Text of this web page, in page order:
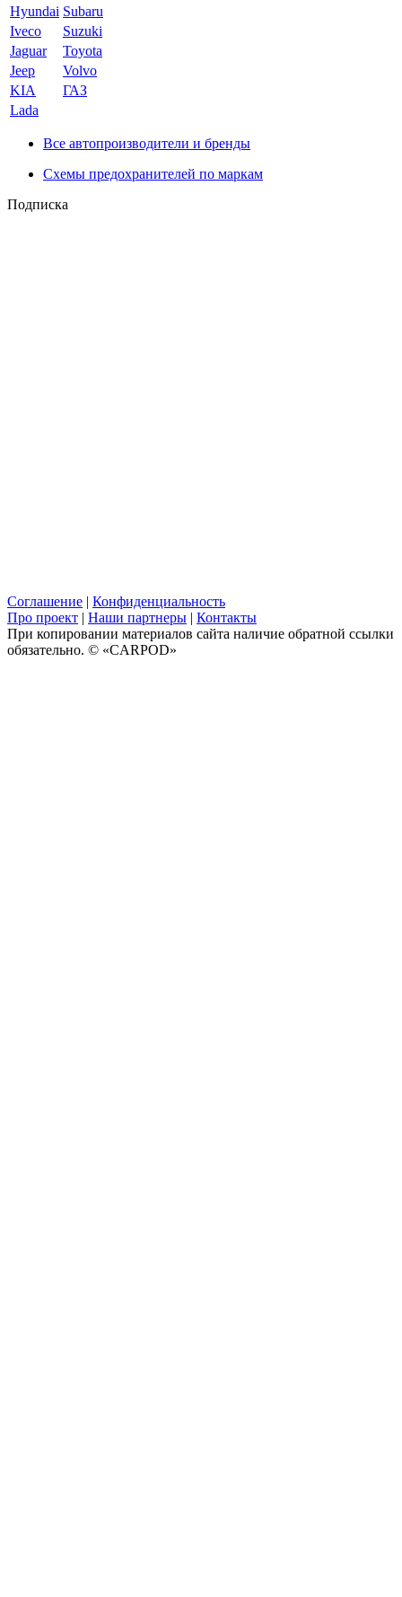
Hyundai Subaru
Iveco
Suzuki
Jaguar
Toyota
Jeep
Volvo
KIA
ГАЗ
Lada
Все автопроизводители и бренды
Схемы предохранителей по маркам
Подписка
Соглашение | Конфиденциальность
Про проект | Наши партнеры | Контакты
При копировании материалов сайта наличие обратной ссылки
обязательно. © «CARPOD»